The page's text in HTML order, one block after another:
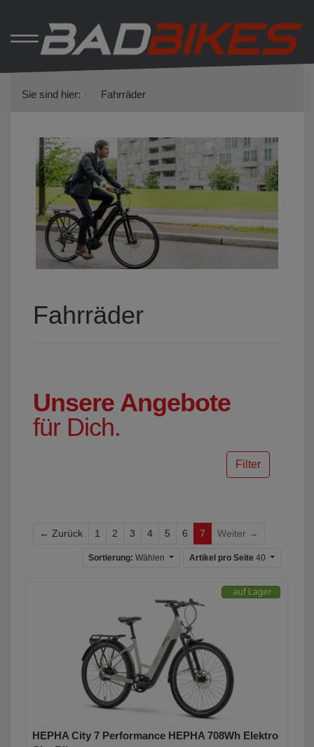
Sie sind hier: Fahrräder
Fahrräder
Unsere Angebote
für Dich.
Filter
← ZurückZurück
1 2 3 4 5 6 7 Weiter →
Sortierung: Wählen Artikel pro Seite 40
HEPHA City 7 Performance HEPHA 708Wh Elektro